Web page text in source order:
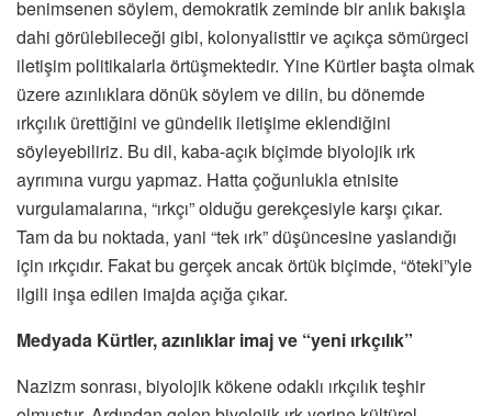
benimsenen söylem, demokratik zeminde bir anlık bakışla
dahi görülebileceği gibi, kolonyalisttir ve açıkça sömürgeci
iletişim politikalarla örtüşmektedir. Yine Kürtler başta olmak
üzere azınlıklara dönük söylem ve dilin, bu dönemde
ırkçılık ürettiğini ve gündelik iletişime eklendiğini
söyleyebiliriz. Bu dil, kaba-açık biçimde biyolojik ırk
ayrımına vurgu yapmaz. Hatta çoğunlukla etnisite
vurgulamalarına, “ırkçı” olduğu gerekçesiyle karşı çıkar.
Tam da bu noktada, yani “tek ırk” düşüncesine yaslandığı
için ırkçıdır. Fakat bu gerçek ancak örtük biçimde, “öteki”yle
ilgili inşa edilen imajda açığa çıkar.
Medyada Kürtler, azınlıklar imaj ve “yeni ırkçılık”
Nazizm sonrası, biyolojik kökene odaklı ırkçılık teşhir